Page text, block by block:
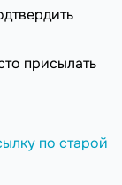
присылать
по старой